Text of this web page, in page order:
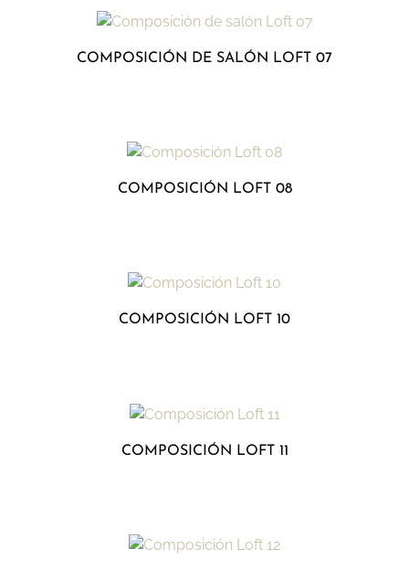
COMPOSICIÓN DE SALÓN LOFT 07
COMPOSICIÓN LOFT 08
COMPOSICIÓN LOFT 10
COMPOSICIÓN LOFT 11